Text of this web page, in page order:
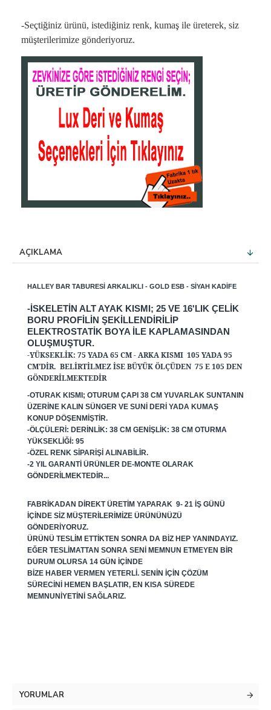
-Seçtiğiniz ürünü, istediğiniz renk, kumaş ile üreterek, siz
müşterilerimize gönderiyoruz.
AÇIKLAMA
HALLEY BAR TABURESI ARKALIKLI - GOLD ESB - SIYAH KADIFE
-İSKELETIN ALT AYAK KISMI; 25 VE 16'LIK ÇELIK
BORU PROFILIN ŞEKILLENDIRILIP
ELEKTROSTATIK BOYA ILE KAPLAMASINDAN
OLUŞMUŞTUR.
-YÜKSEKLIK: 75 YADA 65 CM - ARKA KISMI 105 YADA 95
CM'DIR. BELIRTILMEZ ISE BÜYÜK ÖLÇÜDEN 75 E 105 DEN
GÖNDERILMEKTEDIR
-OTURAK KISMI; OTURUM ÇAPI 38 CM YUVARLAK SUNTANIN
ÜZERINE KALIN SÜNGER VE SUNI DERI YADA KUMAŞ
KONUP DÖŞENMIŞTIR.
-ÖLÇÜLERI: DERINLIK: 38 CM GENIŞLIK: 38 CM OTURMA
YÜKSEKLIĞI: 95
-ÖZEL RENK SIPARIŞI ALINABILIR.
-2 YIL GARANTI ÜRÜNLER DE-MONTE OLARAK
GÖNDERILMEKTEDIR...
FABRIKADAN DIREKT ÜRETIM YAPARAK 9- 21 IŞ GÜNÜ
IÇINDE SIZ MÜŞTERILERIMIZE ÜRÜNÜNÜZÜ
GÖNDERIYORUZ.
ÜRÜNÜ TESLIM ETTIKTEN SONRA DA BIZ HEP YANINDAYIZ.
EĞER TESLIMATTAN SONRA SENI MEMNUN ETMEYEN BIR
DURUM OLURSA 14 GÜN IÇINDE
BIZE HABER VERMEN YETERLI. SENIN IÇIN ÇÖZÜM
SÜRECINI HEMEN BAŞLATIR, EN KISA SÜREDE
MEMNUNIYETINI SAĞLARIZ.
YORUMLAR